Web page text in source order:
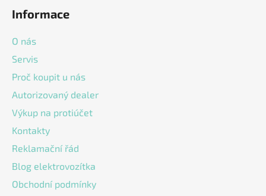
Informace
O nás
Servis
Proč koupit u nás
Autorizovaný dealer
Výkup na protiúčet
Kontakty
Reklamační řád
Blog elektrovozítka
Obchodní podmínky